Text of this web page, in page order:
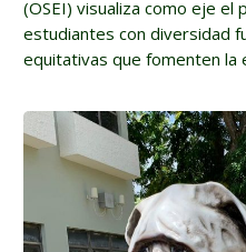
(OSEI) visualiza como eje el
estudiantes con diversidad
equitativas que fomenten la